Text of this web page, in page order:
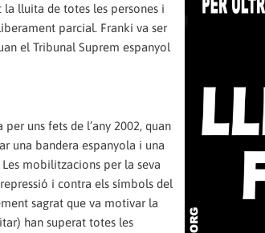
lluita de totes les persones i
parcial. Franki va ser
el Tribunal Suprem espanyol
uns fets de l’any 2002, quan
una bandera espanyola i una
mobilitzacions per la seva
i contra els símbols del
sagrat que va motivar la
han superat totes les